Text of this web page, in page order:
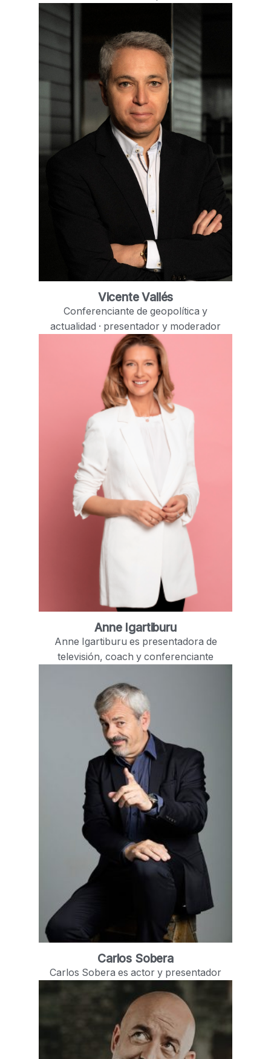
Vicente Vallés
Conferenciante de geopolítica y
actualidad · presentador y moderador
Anne Igartiburu
Anne Igartiburu es presentadora de
televisión, coach y conferenciante
Carlos Sobera
Carlos Sobera es actor y presentador